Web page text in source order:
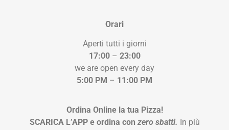
Orari
Aperti tutti i giorni
17:00– 23:00
we are open every day
5:00 PM – 11:00 PM
Ordina Online la tua Pizza!
SCARICA L’APP e ordina con zero sbatti. In più